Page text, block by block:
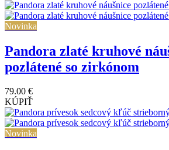
Novinka
Pandora zlaté kruhové
pozlátené so zirkónom
79.00 €
KÚPIŤ
Novinka